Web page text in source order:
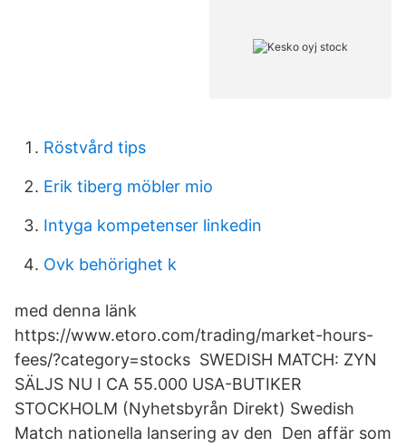
Röstvård tips
Erik tiberg möbler mio
Intyga kompetenser linkedin
Ovk behörighet k
med denna länk
https://www.etoro.com/trading/market-hours-
fees/?category=stocks SWEDISH MATCH: ZYN
SÄLJS NU I CA 55.000 USA-BUTIKER
STOCKHOLM (Nyhetsbyrån Direkt) Swedish
Match nationella lansering av den Den affär som